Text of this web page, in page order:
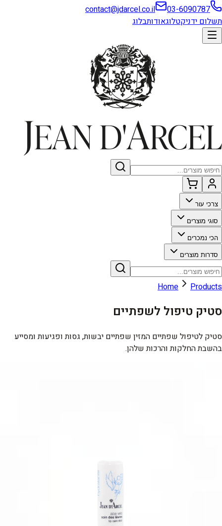
03-6090787
contact@jdarcel.co.il
תשלום ידניקטלוגאודותבלוג
צרכי עור
סוגי מוצרים
הכי נמכרים
סדרות מוצרים
Home Products
סטיק טיפול לשפתיים
סטיק לטיפול שפתיים המזין שפתיים יבשות, גסות ופגיעות ומסייע
בהשבת החלקות והרכות שלהן.